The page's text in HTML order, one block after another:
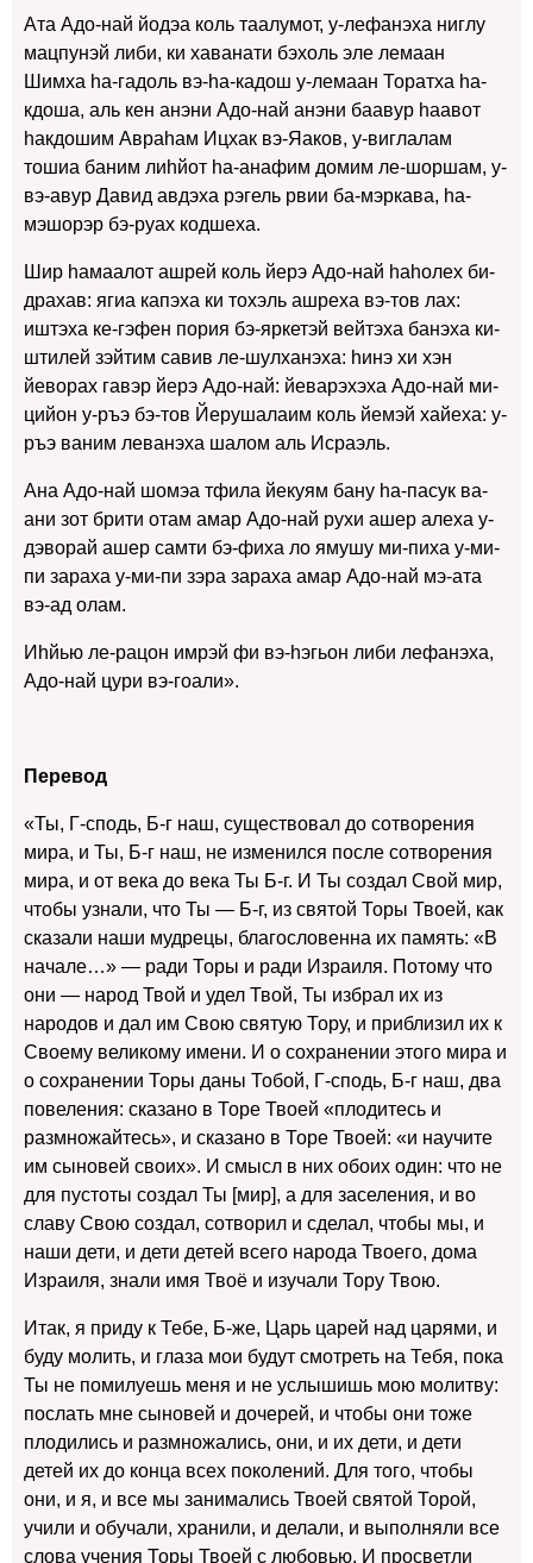
Ата Адо-най йодэа коль таалумот, у-лефанэха ниглу
мацпунэй либи, ки хаванати бэхоль эле лемаан
Шимха hа-гадоль вэ-hа-кадош у-лемаан Торатха hа-
кдоша, аль кен анэни Адо-най анэни баавур hаавот
hакдошим Авраhам Ицхак вэ-Яаков, у-виглалам
тошиа баним лиhйот hа-анафим домим ле-шоршам, у-
вэ-авур Давид авдэха рэгель рвии ба-мэркава, hа-
мэшорэр бэ-руах кодшеха.
Шир hамаалот ашрей коль йерэ Адо-най hаhолех би-
драхав: ягиа капэха ки тохэль ашреха вэ-тов лах:
иштэха ке-гэфен пория бэ-яркетэй вейтэха банэха ки-
штилей зэйтим савив ле-шулханэха: hинэ хи хэн
йеворах гавэр йерэ Адо-най: йеварэхэха Адо-най ми-
цийон у-ръэ бэ-тов Йерушалаим коль йемэй хайеха: у-
ръэ ваним леванэха шалом аль Исраэль.
Ана Адо-най шомэа тфила йекуям бану hа-пасук ва-
ани зот брити отам амар Адо-най рухи ашер алеха у-
дэворай ашер самти бэ-фиха ло ямушу ми-пиха у-ми-
пи зараха у-ми-пи зэра зараха амар Адо-най мэ-ата
вэ-ад олам.
Иhйью ле-рацон имрэй фи вэ-hэгьон либи лефанэха,
Адо-най цури вэ-гоали».
Перевод
«Ты, Г-сподь, Б-г наш, существовал до сотворения
мира, и Ты, Б-г наш, не изменился после сотворения
мира, и от века до века Ты Б-г. И Ты создал Свой мир,
чтобы узнали, что Ты — Б-г, из святой Торы Твоей, как
сказали наши мудрецы, благословенна их память: «В
начале…» — ради Торы и ради Израиля. Потому что
они — народ Твой и удел Твой, Ты избрал их из
народов и дал им Свою святую Тору, и приблизил их к
Своему великому имени. И о сохранении этого мира и
о сохранении Торы даны Тобой, Г-сподь, Б-г наш, два
повеления: сказано в Торе Твоей «плодитесь и
размножайтесь», и сказано в Торе Твоей: «и научите
им сыновей своих». И смысл в них обоих один: что не
для пустоты создал Ты [мир], а для заселения, и во
славу Свою создал, сотворил и сделал, чтобы мы, и
наши дети, и дети детей всего народа Твоего, дома
Израиля, знали имя Твоё и изучали Тору Твою.
Итак, я приду к Тебе, Б-же, Царь царей над царями, и
буду молить, и глаза мои будут смотреть на Тебя, пока
Ты не помилуешь меня и не услышишь мою молитву:
послать мне сыновей и дочерей, и чтобы они тоже
плодились и размножались, они, и их дети, и дети
детей их до конца всех поколений. Для того, чтобы
они, и я, и все мы занимались Твоей святой Торой,
учили и обучали, хранили, и делали, и выполняли все
слова учения Торы Твоей с любовью. И просветли